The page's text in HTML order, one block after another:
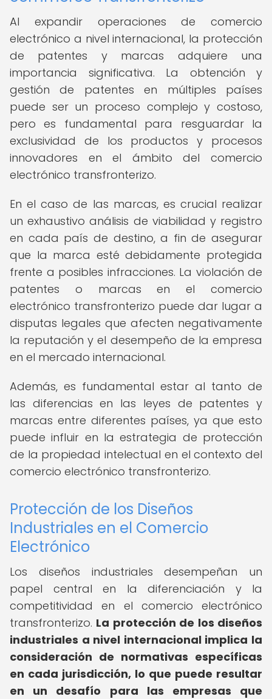
Al expandir operaciones de comercio
electrónico a nivel internacional, la protección
de patentes y marcas adquiere una
importancia significativa. La obtención y
gestión de patentes en múltiples países
puede ser un proceso complejo y costoso,
pero es fundamental para resguardar la
exclusividad de los productos y procesos
innovadores en el ámbito del comercio
electrónico transfronterizo.
En el caso de las marcas, es crucial realizar
un exhaustivo análisis de viabilidad y registro
en cada país de destino, a fin de asegurar
que la marca esté debidamente protegida
frente a posibles infracciones. La violación de
patentes o marcas en el comercio
electrónico transfronterizo puede dar lugar a
disputas legales que afecten negativamente
la reputación y el desempeño de la empresa
en el mercado internacional.
Además, es fundamental estar al tanto de
las diferencias en las leyes de patentes y
marcas entre diferentes países, ya que esto
puede influir en la estrategia de protección
de la propiedad intelectual en el contexto del
comercio electrónico transfronterizo.
Protección de los Diseños
Industriales en el Comercio
Electrónico
Los diseños industriales desempeñan un
papel central en la diferenciación y la
competitividad en el comercio electrónico
transfronterizo. La protección de los diseños
industriales a nivel internacional implica la
consideración de normativas específicas
en cada jurisdicción, lo que puede resultar
en un desafío para las empresas que